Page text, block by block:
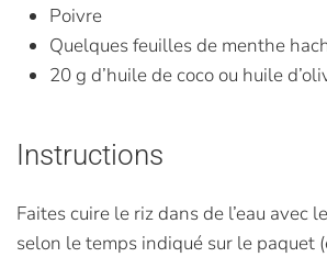
Poivre
Quelques feuilles de menthe
20 g d’huile de coco ou huile
Instructions
Faites cuire le riz dans de l’eau avec
selon le temps indiqué sur le paquet